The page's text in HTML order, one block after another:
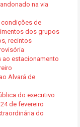
na via
condições de
dos grupos
recintos
ao estacionamento
Alvará de
do executivo
de fevereiro
do